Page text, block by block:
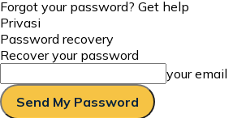
Forgot your password? Get help
Privasi
Password recovery
Recover your password
your email